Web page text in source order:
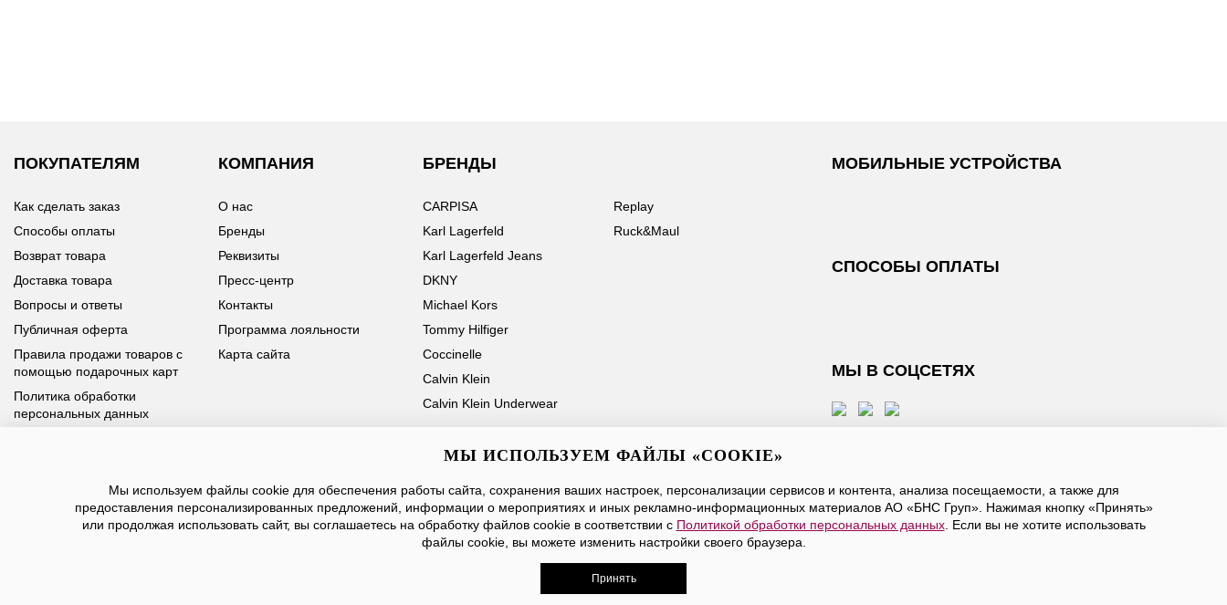
ПОКУПАТЕЛЯМ
Как сделать заказ
Способы оплаты
Возврат товара
Доставка товара
Вопросы и ответы
Публичная оферта
Правила продажи товаров с
помощью подарочных карт
Политика обработки
персональных данных
КОМПАНИЯ
О нас
Бренды
Реквизиты
Пресс-центр
Контакты
Программа лояльности
Карта сайта
БРЕНДЫ
CARPISA
Karl Lagerfeld
Karl Lagerfeld Jeans
DKNY
Michael Kors
Tommy Hilfiger
Coccinelle
Calvin Klein
Calvin Klein Underwear
Replay
Ruck&Maul
МОБИЛЬНЫЕ УСТРОЙСТВА
СПОСОБЫ ОПЛАТЫ
МЫ В СОЦСЕТЯХ
У вас возникли вопросы?
Позвоните нам по телефону8 800 100 93 39или заполните
форму, мы обязательно с вами свяжемся
Ваше имя Email
Нажимая на кнопку «Отправить», вы принимаете условияПубличной оферты, даетесогласие на обработку персональных данных
2026 ©BNSGroup — интернет-магазин модной одежды, обуви и аксессуаров. Все права защищены. Доставка в ограниченное количество городов России.
МЫ ИСПОЛЬЗУЕМ ФАЙЛЫ «COOKIE»
Мы используем файлы cookie для обеспечения работы сайта, сохранения ваших настроек, персонализации сервисов и контента, анализа посещаемости, а также для
предоставления персонализированных предложений, информации о мероприятиях и иных рекламно-информационных материалов АО «БНС Груп». Нажимая кнопку «Принять»
или продолжая использовать сайт, вы соглашаетесь на обработку файлов cookie в соответствии с Политикой обработки персональных данных. Если вы не хотите использовать
файлы cookie, вы можете изменить настройки своего браузера.
Принять